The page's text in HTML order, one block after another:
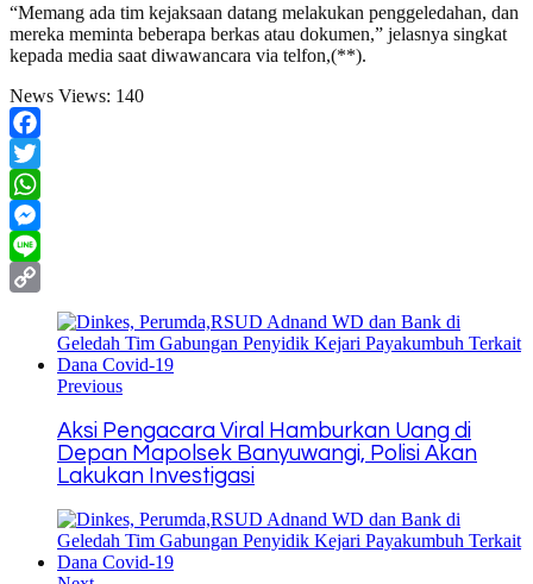
“Memang ada tim kejaksaan datang melakukan penggeledahan, dan
mereka meminta beberapa berkas atau dokumen,” jelasnya singkat
kepada media saat diwawancara via telfon,(**).
News Views: 140
Facebook
Twitter
WhatsApp
Messenger
Line
Previous
Aksi Pengacara Viral Hamburkan Uang di
Depan Mapolsek Banyuwangi, Polisi Akan
Lakukan Investigasi